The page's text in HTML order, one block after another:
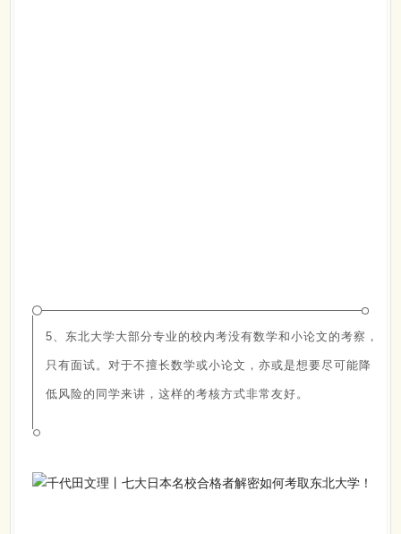
5、东北大学大部分专业的校内考没有数学和小论文的考察，
只有面试。对于不擅长数学或小论文，亦或是想要尽可能降
低风险的同学来讲，这样的考核方式非常友好。